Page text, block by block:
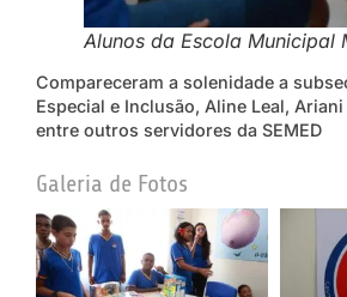
Alunos da Escola Municipal
Compareceram a solenidade a
Especial e Inclusão, Aline Leal,
entre outros servidores da SEMED
Galeria de Fotos